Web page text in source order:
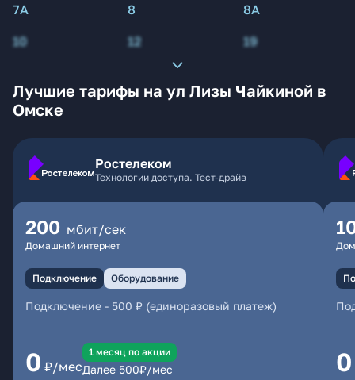
7А
8
8А
10
12 19
Лучшие тарифы на ул Лизы Чайкиной в
Омске
Ростелеком
Технологии доступа. Тест-драйв
200 мбит/сек
Домашний интернет
Подключение Оборудование
Подключение - 500 ₽ (единоразовый платеж)
0 ₽/мес
1 месяц по акции
Далее 500₽/мес 0